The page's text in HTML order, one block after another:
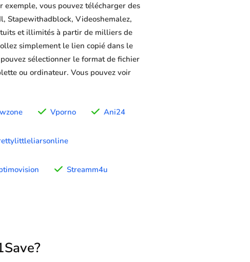
exemple, vous pouvez télécharger des
Stapewithadblock, Videoshemalez,
et illimités à partir de milliers de
simplement le lien copié dans le
sélectionner le format de fichier
ou ordinateur. Vous pouvez voir
Vporno Ani24
Streamm4u